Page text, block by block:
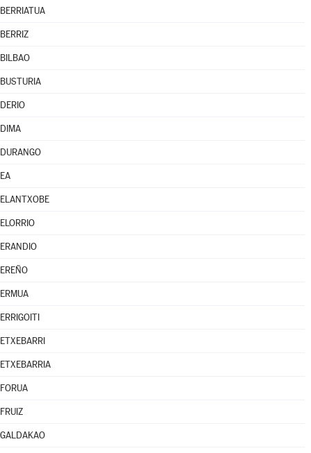
BERRIATUA
BERRIZ
BILBAO
BUSTURIA
DERIO
DIMA
DURANGO
EA
ELANTXOBE
ELORRIO
ERANDIO
EREÑO
ERMUA
ERRIGOITI
ETXEBARRI
ETXEBARRIA
FORUA
FRUIZ
GALDAKAO